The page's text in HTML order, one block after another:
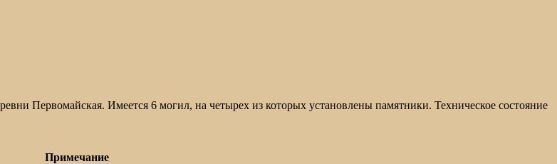
Первомайская. Имеется 6 могил, на четырех из которых установлены памятники. Техническое состояние
Примечание